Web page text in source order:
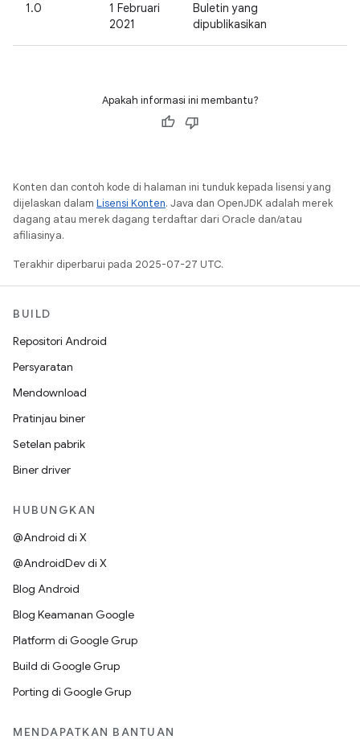
1.0
1 Februari
2021
Buletin yang
dipublikasikan
Apakah informasi ini membantu?
Konten dan contoh kode di halaman ini tunduk kepada lisensi yang
dijelaskan dalam Lisensi Konten. Java dan OpenJDK adalah merek
dagang atau merek dagang terdaftar dari Oracle dan/atau
afiliasinya.
Terakhir diperbarui pada 2025-07-27 UTC.
BUILD
Repositori Android
Persyaratan
Mendownload
Pratinjau biner
Setelan pabrik
Biner driver
HUBUNGKAN
@Android di X
@AndroidDev di X
Blog Android
Blog Keamanan Google
Platform di Google Grup
Build di Google Grup
Porting di Google Grup
MENDAPATKAN BANTUAN